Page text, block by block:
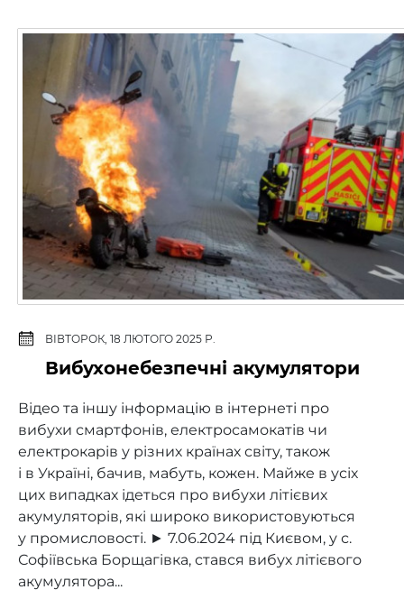
ВІВТОРОК, 18 ЛЮТОГО 2025 Р.
Вибухонебезпечні акумулятори
Відео та іншу інформацію в інтернеті про
вибухи смартфонів, електросамокатів чи
електрокарів у різних країнах світу, також
і в Україні, бачив, мабуть, кожен. Майже в усіх
цих випадках ідеться про вибухи літієвих
акумуляторів, які широко використовуються
у промисловості. ► 7.06.2024 під Києвом, у с.
Софіївська Борщагівка, стався вибух літієвого
акумулятора...